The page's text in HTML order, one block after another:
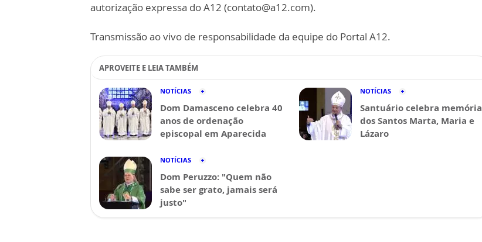
autorização expressa do A12 (contato@a12.com).
Transmissão ao vivo de responsabilidade da equipe do Portal A12.
APROVEITE E LEIA TAMBÉM
NOTÍCIAS
Dom Damasceno celebra 40
anos de ordenação
episcopal em Aparecida
NOTÍCIAS
Santuário celebra memória
dos Santos Marta, Maria e
Lázaro
NOTÍCIAS
Dom Peruzzo: "Quem não
sabe ser grato, jamais será
justo"